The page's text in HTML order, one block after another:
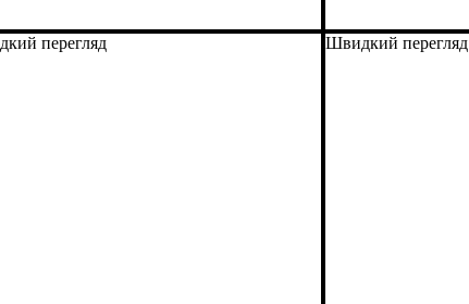
перегляд Швидкий перегляд